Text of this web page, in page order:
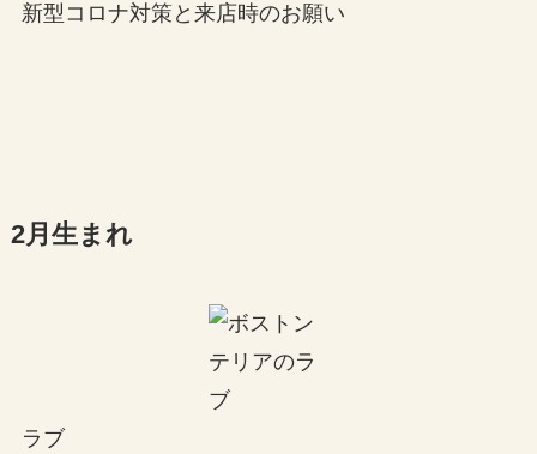
新型コロナ対策と来店時のお願い
2月生まれ
ラブ